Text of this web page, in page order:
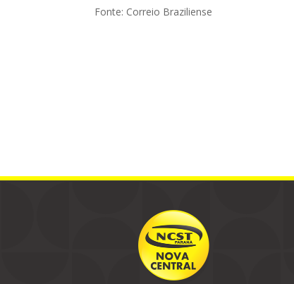
Fonte: Correio Braziliense